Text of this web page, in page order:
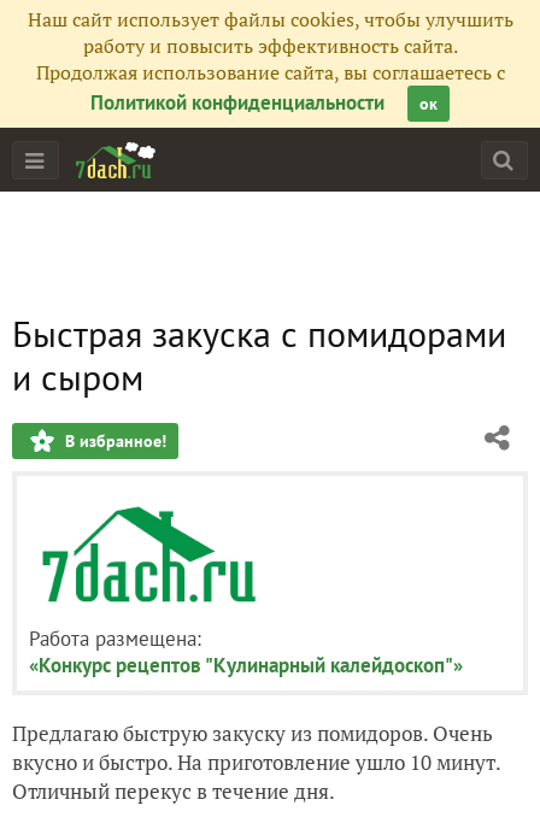
Наш сайт использует файлы cookies, чтобы улучшить
работу и повысить эффективность сайта.
Продолжая использование сайта, вы соглашаетесь с
Политикой конфиденциальности
ок
Быстрая закуска с помидорами
и сыром
В избранное!
Работа размещена:
«Конкурс рецептов "Кулинарный калейдоскоп"»
Предлагаю быструю закуску из помидоров. Очень
вкусно и быстро. На приготовление ушло 10 минут.
Отличный перекус в течение дня.